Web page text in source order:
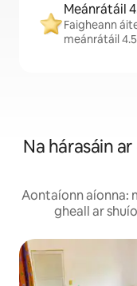
Meánrátáil
Faigheann
meánrátáil
Na hárasáin
Aontaíonn aíonna:
gheall ar